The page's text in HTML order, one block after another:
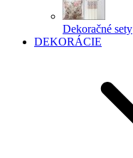
Dekoračné sety
DEKORÁCIE